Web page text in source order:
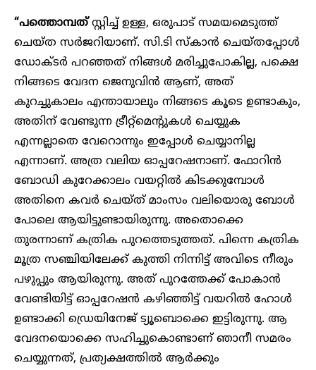
“പത്തൊമ്പത്സ്റ്റിച്ച് ഉള്ള, ഒരുപാട് സമയമെടുത്ത്
ചെയ്ത സർജറിയാണ്. സി.ടി സ്കാൻ ചെയ്തപ്പോൾ
ഡോക്ടർ പറഞ്ഞത് നിങ്ങൾ മരിച്ചുപോകില്ല, പക്ഷെ
നിങ്ങടെ വേദന ജെനുവിൻ ആണ്, അത്
കുറച്ചുകാലം എന്തായാലും നിങ്ങടെ കൂടെ ഉണ്ടാകും,
അതിന് വേണ്ടുന്ന ട്രീറ്റ്മെന്റുകൾ ചെയ്യുക
എന്നല്ലാതെ വേറൊന്നും ഇപ്പോൾ ചെയ്യാനില്ല
എന്നാണ്. അത്ര വലിയ ഓപ്പറേഷനാണ്. ഫോറിൻ
ബോഡി കുറേക്കാലം വയറ്റിൽ കിടക്കുമ്പോൾ
അതിനെ കവർ ചെയ്ത് മാംസം വലിയൊരു ബോൾ
പോലെ ആയിട്ടുണ്ടായിരുന്നു. അതൊക്കെ
തുരന്നാണ് കത്രിക പുറത്തെടുത്തത്. പിന്നെ കത്രിക
മൂത്ര സഞ്ചിയിലേക്ക് കുത്തി നിന്നിട്ട് അവിടെ നീരും
പഴുപ്പും ആയിരുന്നു. അത് പുറത്തേക്ക് പോകാൻ
വേണ്ടിയിട്ട് ഓപ്പറേഷൻ കഴിഞ്ഞിട്ട് വയറിൽ ഹോൾ
ഉണ്ടാക്കി ഡ്രെയിനേജ് ട്യൂബൊക്കെ ഇട്ടിരുന്നു. ആ
വേദനയൊക്കെ സഹിച്ചുകൊണ്ടാണ് ‍ഞാനീ സമരം
ചെയ്യുന്നത്, പ്രത്യക്ഷത്തിൽ ആർക്കും